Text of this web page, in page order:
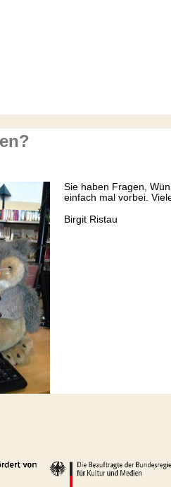
Pfade Schleswig-Holstein
Sie haben Fragen,
einfach mal vorbei.
Birgit Ristau